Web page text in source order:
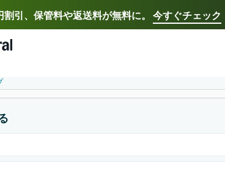
割引、保管料や返送料が無料に。 今すぐチェック
Select your